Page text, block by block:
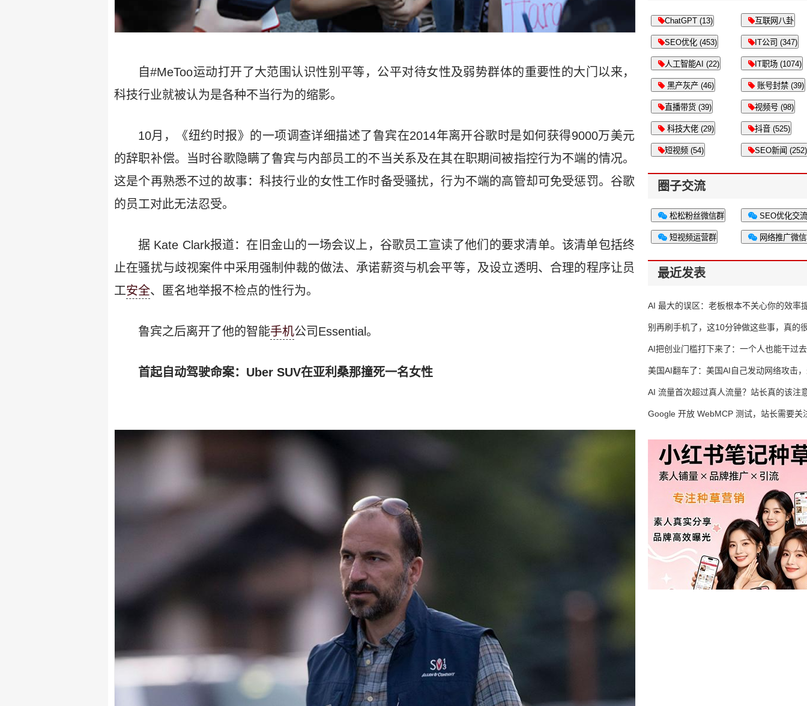
自#MeToo运动打开了大范围认识性别平等，公平对待女性及弱势群体的重要性的大门以来，
科技行业就被认为是各种不当行为的缩影。
10月，《纽约时报》的一项调查详细描述了鲁宾在2014年离开谷歌时是如何获得9000万美元
的辞职补偿。当时谷歌隐瞒了鲁宾与内部员工的不当关系及在其在职期间被指控行为不端的情况。
这是个再熟悉不过的故事：科技行业的女性工作时备受骚扰，行为不端的高管却可免受惩罚。谷歌
的员工对此无法忍受。
据 Kate Clark报道：在旧金山的一场会议上，谷歌员工宣读了他们的要求清单。该清单包括终
止在骚扰与歧视案件中采用强制仲裁的做法、承诺薪资与机会平等，及设立透明、合理的程序让员
工安全、匿名地举报不检点的性行为。
鲁宾之后离开了他的智能手机公司Essential。
首起自动驾驶命案：Uber SUV在亚利桑那撞死一名女性
ChatGPT (13) 互联网八卦
SEO优化 (453) IT公司 (347)
人工智能AI (22) IT职场 (1074)
黑产灰产 (46) 账号封禁 (39)
直播带货 (39) 视频号 (98)
科技大佬 (29) 抖音 (525)
短视频 (54) SEO新闻 (252)
圈子交流
松松粉丝微信群 SEO优化交
短视频运营群 网络推广微
最近发表
AI 最大的误区：老板根本不关心你的效率
别再刷手机了，这10分钟做这些事，真的
AI把创业门槛打下来了：一个人也能干过
人的活
美国AI翻车了：美国AI自己发动网络攻击
竟然靠中国AI帮忙善后
AI 流量首次超过真人流量？站长真的该注
Google 开放 WebMCP 测试，站长需要关